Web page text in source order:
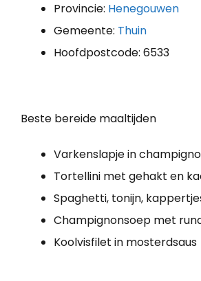
Provincie: Henegouwen
Gemeente: Thuin
Hoofdpostcode: 6533
Beste bereide maaltijden
Varkenslapje in
Tortellini met gehakt en
Spaghetti, tonijn,
Champignonsoep met
Koolvisfilet in mosterdsaus